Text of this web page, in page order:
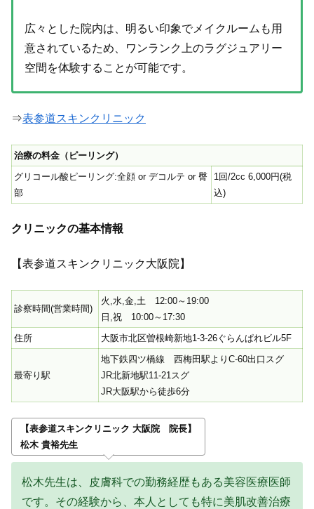
広々とした院内は、明るい印象でメイクルームも用
意されているため、ワンランク上のラグジュアリー
空間を体験することが可能です。
⇒表参道スキンクリニック
治療の料金（ピーリング）
グリコール酸ピーリング:全顔 or デコルテ or 臀
部
1回/2cc 6,000円(税
込)
クリニックの基本情報
【表参道スキンクリニック大阪院】
診察時間(営業時間)
火,水,金,土 12:00～19:00
日,祝 10:00～17:30
住所
大阪市北区曽根崎新地1-3-26ぐらんぱれビル5F
最寄り駅
地下鉄四ツ橋線 西梅田駅よりC-60出口スグ
JR北新地駅11-21スグ
JR大阪駅から徒歩6分
【表参道スキンクリニック 大阪院 院長】
松木 貴裕先生
松木先生は、皮膚科での勤務経歴もある美容医療医師
です。その経験から、本人としても特に美肌改善治療